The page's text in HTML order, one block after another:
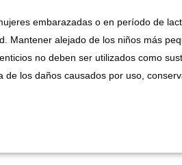
embarazadas o en período de
Mantener alejado de los niños más
no deben ser utilizados como
los daños causados por uso,